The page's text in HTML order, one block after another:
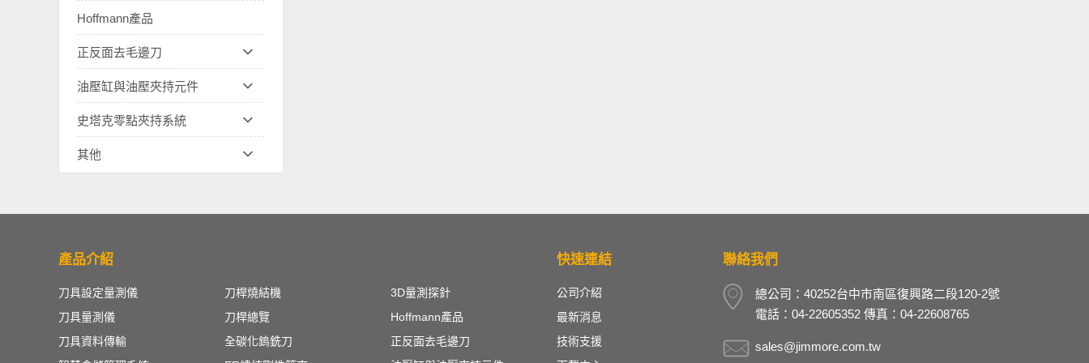
Hoffmann產品
正反面去毛邊刀
油壓缸與油壓夾持元件
史塔克零點夾持系統
其他
產品介紹
刀具設定量測儀
刀具量測儀
刀具資料傳輸
刀桿燒結機
刀桿總覽
全碳化鎢銑刀
3D量測探針
Hoffmann產品
正反面去毛邊刀
快速連結
公司介紹
最新消息
技術支援
聯絡我們
總公司：40252台中市南區復興路二段120-2號
電話：04-22605352 傳真：04-22608765
sales@jimmore.com.tw